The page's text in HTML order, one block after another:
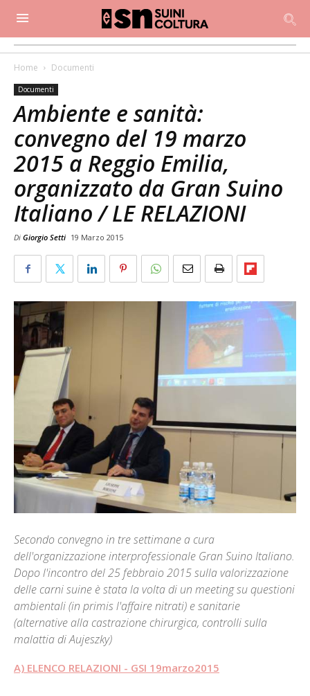
Home Documenti
Documenti
Ambiente e sanità:
convegno del 19 marzo
2015 a Reggio Emilia,
organizzato da Gran Suino
Italiano / LE RELAZIONI
Di Giorgio Setti 19 Marzo 2015
Secondo convegno in tre settimane a cura
dell'organizzazione interprofessionale Gran Suino Italiano.
Dopo l'incontro del 25 febbraio 2015 sulla valorizzazione
delle carni suine è stata la volta di un meeting su questioni
ambientali (in primis l'affaire nitrati) e sanitarie
(alternative alla castrazione chirurgica, controlli sulla
malattia di Aujeszky)
A) ELENCO RELAZIONI - GSI 19marzo2015